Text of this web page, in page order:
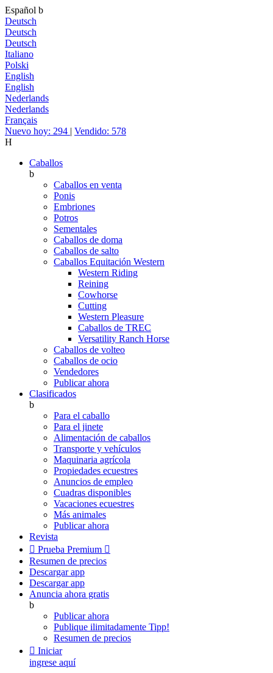
Español b
Deutsch
Deutsch
Deutsch
Italiano
Polski
English
English
Nederlands
Nederlands
Français
Nuevo hoy: 294 | Vendido: 578
H
Caballos
b
Caballos en venta
Ponis
Embriones
Potros
Sementales
Caballos de doma
Caballos de salto
Caballos Equitación Western
Western Riding
Reining
Cowhorse
Cutting
Western Pleasure
Caballos de TREC
Versatility Ranch Horse
Caballos de volteo
Caballos de ocio
Vendedores
Publicar ahora
Clasificados
b
Para el caballo
Para el jinete
Alimentación de caballos
Transporte y vehículos
Maquinaria agrícola
Propiedades ecuestres
Anuncios de empleo
Cuadras disponibles
Vacaciones ecuestres
Más animales
Publicar ahora
Revista
 Prueba Premium 
Resumen de precios
Descargar app
Descargar app
Anuncia ahora gratis
b
Publicar ahora
Publique ilimitadamente Tipp!
Resumen de precios
 Iniciar
ingrese aquí